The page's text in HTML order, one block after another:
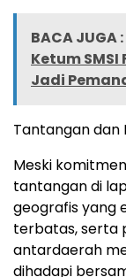
BACA JUGA :
Ketum
Jadi
Tantangan dan
Meski
tantangan di
geografis yang
terbatas, serta
antardaerah
dihadapi